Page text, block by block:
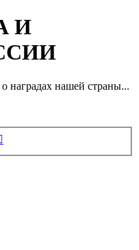
И
наградах нашей страны...